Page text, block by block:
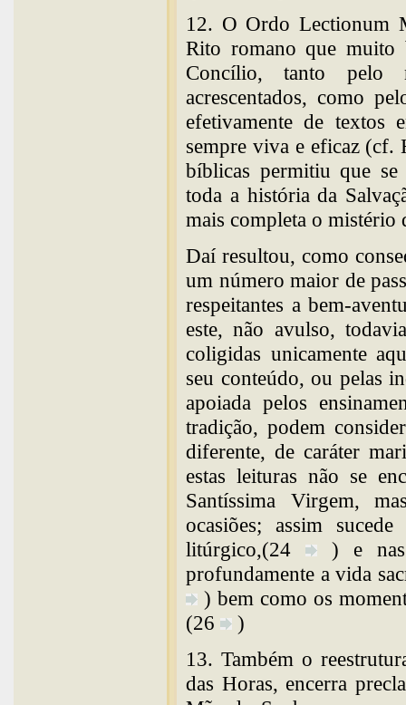
12. O Ordo Lectionum
Rito romano que muito
Concílio, tanto pelo
acrescentados, como
efetivamente de textos
sempre viva e eficaz
bíblicas permitiu que se
toda a história da
mais completa o mistério
Daí resultou, como
um número maior de
respeitantes a bem-
este, não avulso,
coligidas unicamente
seu conteúdo, ou pelas
apoiada pelos
tradição, podem
diferente, de caráter
estas leituras não se
Santíssima Virgem,
ocasiões; assim
litúrgico,(24
) e nas
profundamente a vida
) bem como os
(26
)
13. Também o
das Horas, encerra